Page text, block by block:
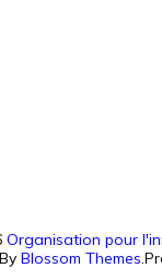
Organisation pour
Blossom Themes